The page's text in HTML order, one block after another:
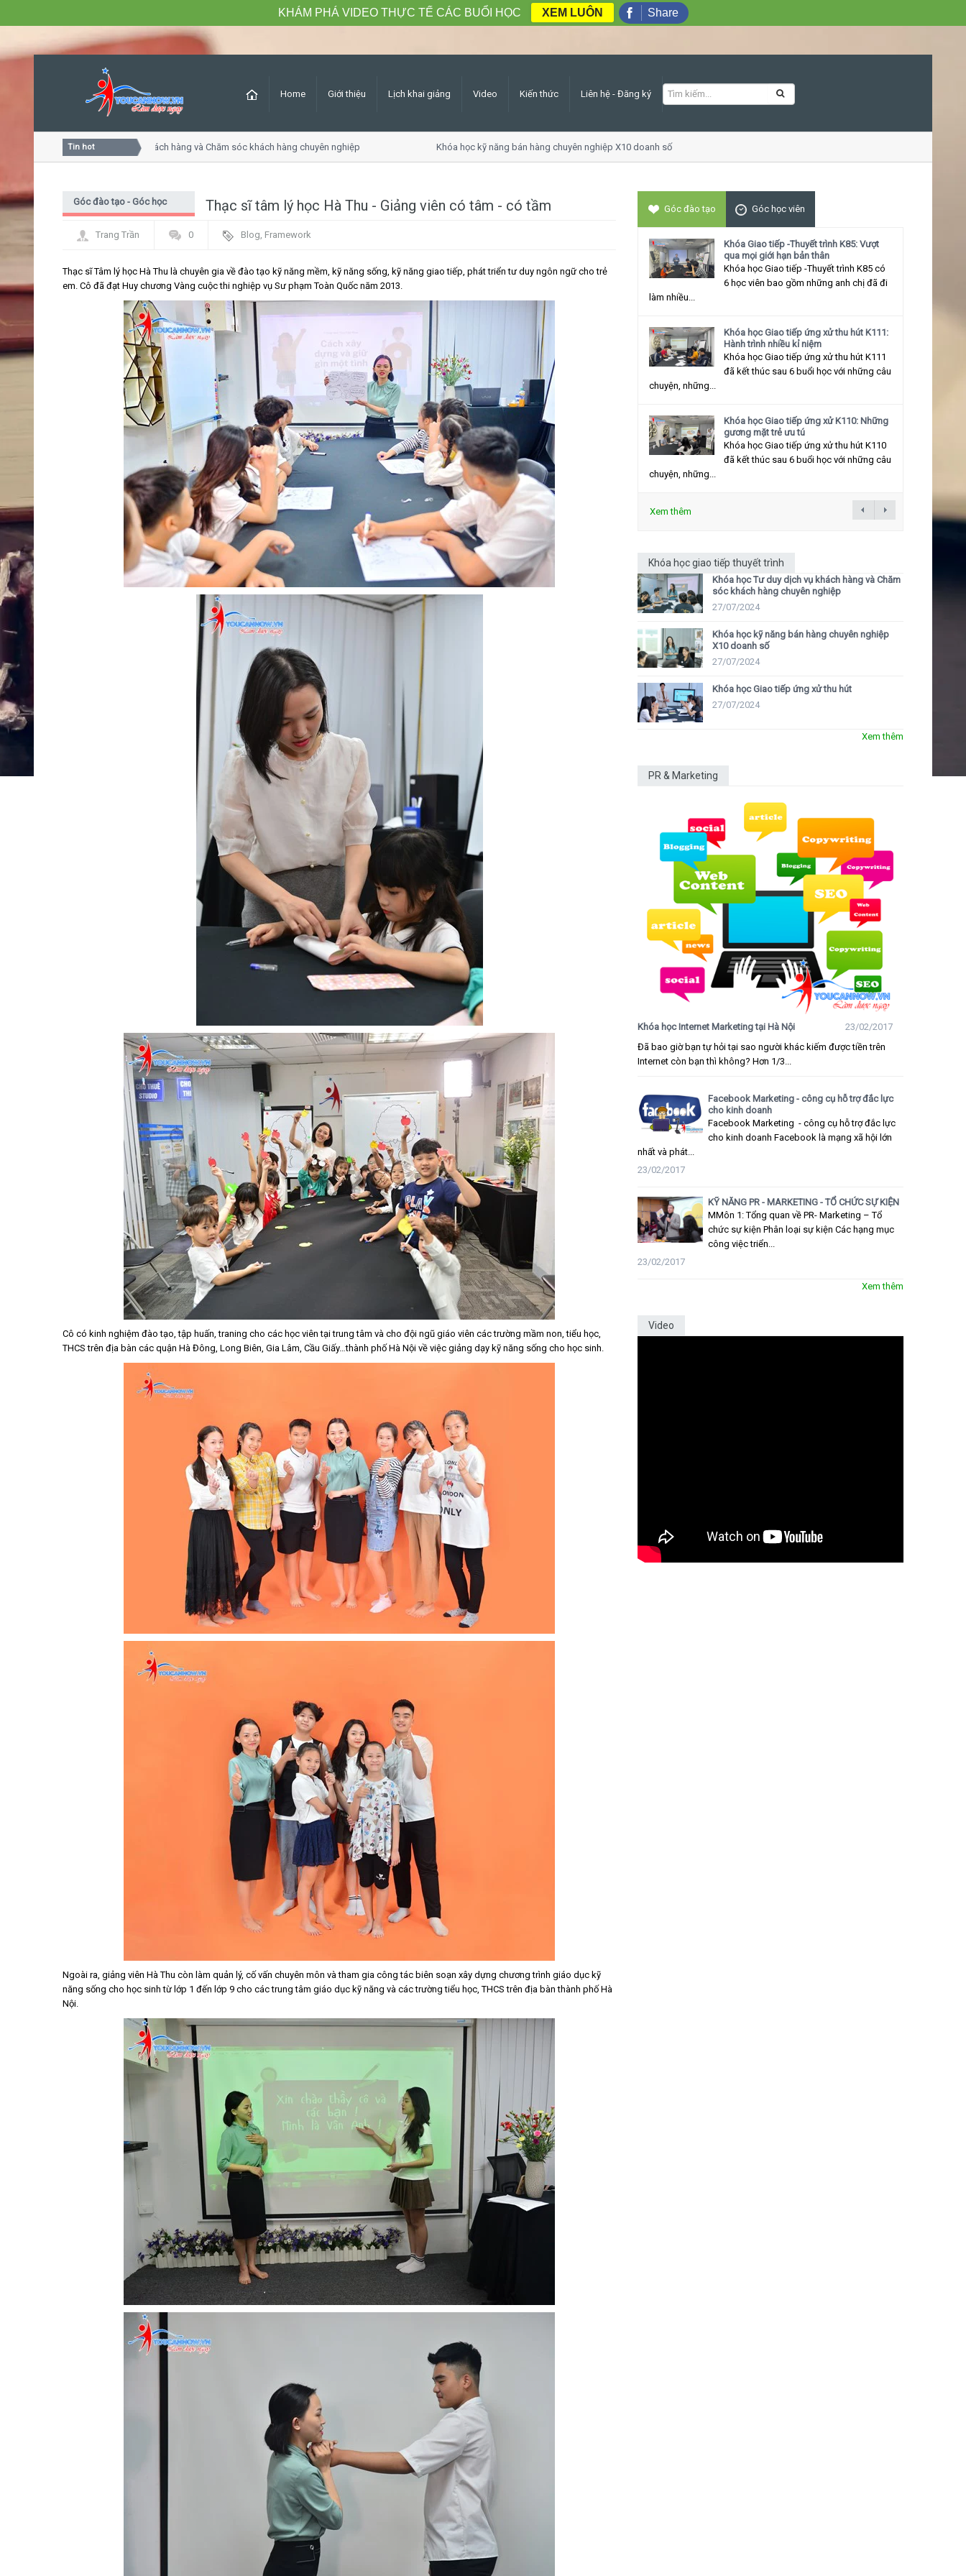
Home Giới thiệu Lịch khai giảng Video Kiến thức Liên hệ - Đăng ký
Tin hot
Khóa học Tư duy dịch vụ khách hàng và Chăm sóc khách hàng chuyên nghiệp Khóa học kỹ năng bán hàng chuyên nghiệp X10 doanh số
Thạc sĩ tâm lý học Hà Thu - Giảng viên có tâm - có tầm
Góc đào tạo - Góc học
Trang Trần
0 Blog, Framework
Thạc sĩ Tâm lý học Hà Thu là chuyên gia về đào tạo kỹ năng mềm, kỹ năng sống, kỹ năng giao tiếp, phát triển tư duy ngôn ngữ cho trẻ
em. Cô đã đạt Huy chương Vàng cuộc thi nghiệp vụ Sư phạm Toàn Quốc năm 2013.
Cô có kinh nghiệm đào tạo, tập huấn, traning cho các học viên tại trung tâm và cho đội ngũ giáo viên các trường mầm non, tiểu học,
THCS trên địa bàn các quận Hà Đông, Long Biên, Gia Lâm, Cầu Giấy…thành phố Hà Nội về việc giảng dạy kỹ năng sống cho học sinh.
Ngoài ra, giảng viên Hà Thu còn làm quản lý, cố vấn chuyên môn và tham gia công tác biên soạn xây dựng chương trình giáo dục kỹ
năng sống cho học sinh từ lớp 1 đến lớp 9 cho các trung tâm giáo dục kỹ năng và các trường tiểu học, THCS trên địa bàn thành phố Hà
Nội.
Góc đào tạo Góc học viên
Khóa Giao tiếp -Thuyết trình K85: Vượt
qua mọi giới hạn bản thân
Khóa học Giao tiếp -Thuyết trình K85 có
6 học viên bao gồm những anh chị đã đi
làm nhiều...
Khóa học Giao tiếp ứng xử thu hút K111:
Hành trình nhiều kỉ niệm
Khóa học Giao tiếp ứng xử thu hút K111
đã kết thúc sau 6 buổi học với những câu
chuyện, những...
Khóa học Giao tiếp ứng xử K110: Những
gương mặt trẻ ưu tú
Khóa học Giao tiếp ứng xử thu hút K110
đã kết thúc sau 6 buổi học với những câu
chuyện, những...
Xem thêm
Khóa học giao tiếp thuyết trình
Khóa học Tư duy dịch vụ khách hàng và Chăm
sóc khách hàng chuyên nghiệp
27/07/2024
Khóa học kỹ năng bán hàng chuyên nghiệp
X10 doanh số
27/07/2024
Khóa học Giao tiếp ứng xử thu hút
27/07/2024
Xem thêm
PR & Marketing
Khóa học Internet Marketing tại Hà Nội
23/02/2017
Đã bao giờ bạn tự hỏi tại sao người khác kiếm được tiền trên
Internet còn bạn thì không? Hơn 1/3...
Facebook Marketing - công cụ hỗ trợ đắc lực
cho kinh doanh
Facebook Marketing - công cụ hỗ trợ đắc lực
cho kinh doanh Facebook là mạng xã hội lớn
nhất và phát...
23/02/2017
KỸ NĂNG PR - MARKETING - TỔ CHỨC SỰ KIỆN
MMôn 1: Tổng quan về PR- Marketing – Tổ
chức sự kiện Phân loại sự kiện Các hạng mục
công việc triển...
23/02/2017
Xem thêm
Video
KHÁM PHÁ VIDEO THỰC TẾ CÁC BUỔI HỌC XEM LUÔN Share